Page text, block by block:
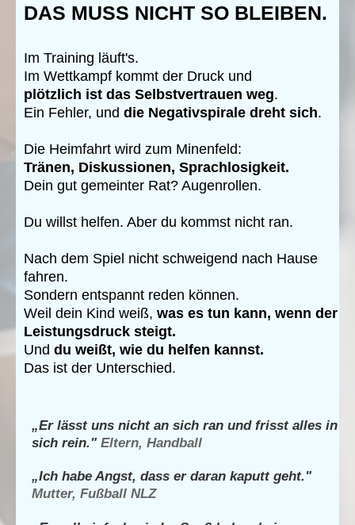
DAS MUSS NICHT SO BLEIBEN.
Im Training läuft's.
Im Wettkampf kommt der Druck und
plötzlich ist das Selbstvertrauen weg.
Ein Fehler, und die Negativspirale dreht sich.
Die Heimfahrt wird zum Minenfeld:
Tränen, Diskussionen, Sprachlosigkeit.
Dein gut gemeinter Rat? Augenrollen.
Du willst helfen. Aber du kommst nicht ran.
Nach dem Spiel nicht schweigend nach Hause
fahren.
Sondern entspannt reden können.
Weil dein Kind weiß, was es tun kann, wenn der
Leistungsdruck steigt.
Und du weißt, wie du helfen kannst.
Das ist der Unterschied.
„Er lässt uns nicht an sich ran und frisst alles in
sich rein." Eltern, Handball
„Ich habe Angst, dass er daran kaputt geht."
Mutter, Fußball NLZ